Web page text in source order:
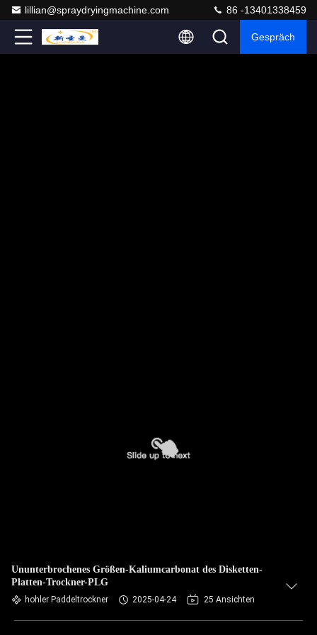
lillian@spraydryingmachine.com 86 -13401338459
Gespräch
Ununterbrochenes Größen-Kaliumcarbonat des Disketten-
Platten-Trockner-PLG
hohler Paddeltrockner 2025-04-24 25 Ansichten